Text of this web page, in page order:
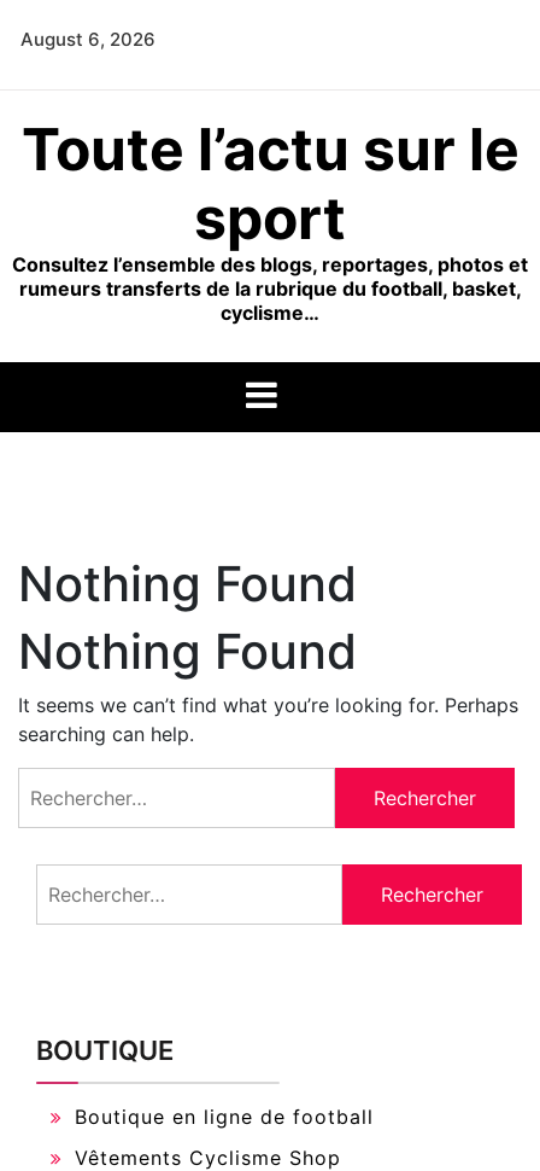
August 6, 2026
Toute l’actu sur le
sport
Consultez l’ensemble des blogs, reportages, photos et
rumeurs transferts de la rubrique du football, basket,
cyclisme…
Nothing Found
Nothing Found
It seems we can’t find what you’re looking for. Perhaps
searching can help.
BOUTIQUE
Boutique en ligne de football
Vêtements Cyclisme Shop